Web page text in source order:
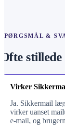
SPØRGSMÅL &
Ofte
Virker
Ja. Sikkermail
virker uanset
e-mail, og